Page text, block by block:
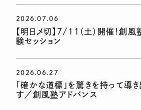
2026.07.06
【明日〆切】7/11（土）開催！創
験セッション
2026.06.27
「確かな道標」を驚きを持って導
す／創風塾アドバンス